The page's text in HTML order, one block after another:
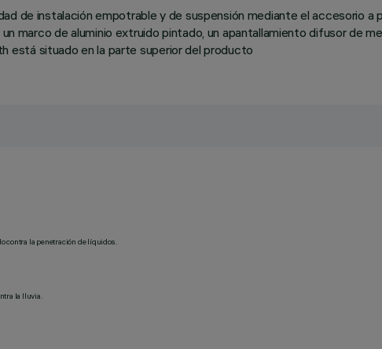
de instalación empotrable y de suspensión mediante el accesorio a
marco de aluminio extruido pintado, un apantallamiento difusor de
está situado en la parte superior del producto
contra la penetración de líquidos.
la lluvia.